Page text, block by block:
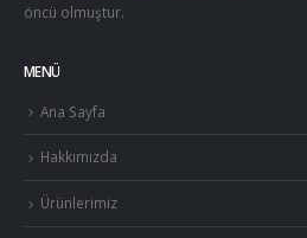
öncü olmuştur.
MENÜ
Ana Sayfa
Hakkımızda
Ürünlerimiz